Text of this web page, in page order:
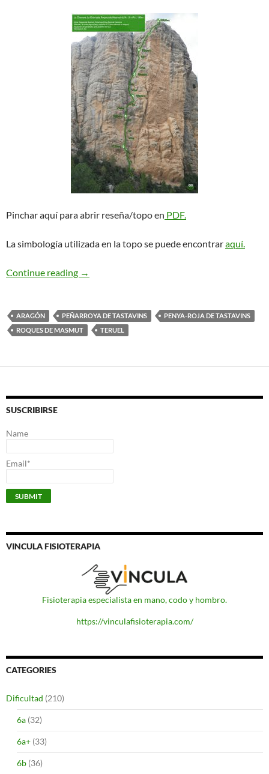
Pinchar aquí para abrir reseña/topo en PDF.
La simbología utilizada en la topo se puede encontraraquí.
Continue reading La Chorrera. La Chorrada. Roques de Masmut
→
ARAGÓN PEÑARROYA DE TASTAVINS
PENYA-ROJA DE TASTAVINS
ROQUES DE MASMUT
TERUEL
SUSCRIBIRSE
Name
Email*
VINCULA FISIOTERAPIA
Fisioterapia especialista en mano, codo y hombro.
https://vinculafisioterapia.com/
CATEGORIES
Dificultad (210)
6a (32)
6a+ (33)
6b (36)